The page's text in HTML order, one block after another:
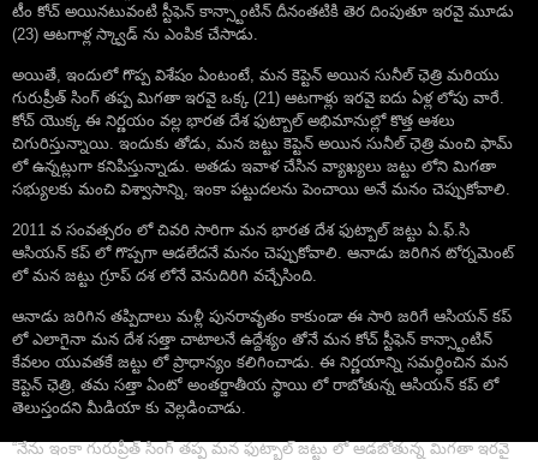
టీం కోచ్ అయినటువంటి స్టీఫెన్ కాన్స్టాంటిన్ దీనంతటికి తెర దింపుతూ ఇరవై మూడు
(23) ఆటగాళ్ల స్క్వాడ్ ను ఎంపిక చేసాడు.
అయితే, ఇందులో గొప్ప విశేషం ఏంటంటే, మన కెప్టెన్ అయిన సునీల్ ఛెత్రి మరియు
గురుప్రీత్ సింగ్ తప్ప మిగతా ఇరవై ఒక్క (21) ఆటగాళ్లు ఇరవై ఐదు ఏళ్ల లోపు వారే.
కోచ్ యొక్క ఈ నిర్ణయం వల్ల భారత దేశ ఫుట్బాల్ అభిమానుల్లో కొత్త ఆశలు
చిగురిస్తున్నాయి. ఇందుకు తోడు, మన జట్టు కెప్టెన్ అయిన సునీల్ ఛెత్రి మంచి ఫామ్
లో ఉన్నట్లుగా కనిపిస్తున్నాడు. అతడు ఇవాళ చేసిన వ్యాఖ్యలు జట్టు లోని మిగతా
సభ్యులకు మంచి విశ్వాసాన్ని, ఇంకా పట్టుదలను పెంచాయి అనే మనం చెప్పుకోవాలి.
2011 వ సంవత్సరం లో చివరి సారిగా మన భారత దేశ ఫుట్బాల్ జట్టు ఏ.ఫ్.సి
ఆసియన్ కప్ లో గొప్పగా ఆడలేదనే మనం చెప్పుకోవాలి. ఆనాడు జరిగిన టోర్నమెంట్
లో మన జట్టు గ్రూప్ దశ లోనే వెనుదిరిగి వచ్చేసింది.
ఆనాడు జరిగిన తప్పిదాలు మళ్లీ పునరావృతం కాకుండా ఈ సారి జరిగే ఆసియన్ కప్
లో ఎలాగైనా మన దేశ సత్తా చాటాలనే ఉద్దేశ్యం తోనే మన కోచ్ స్టీఫెన్ కాన్స్టాంటిన్
కేవలం యువతకే జట్టు లో ప్రాధాన్యం కలిగించాడు. ఈ నిర్ణయాన్ని సమర్ధించిన మన
కెప్టెన్ ఛెత్రి, తమ సత్తా ఏంటో అంతర్జాతీయ స్థాయి లో రాబోతున్న ఆసియన్ కప్ లో
తెలుస్తందని మీడియా కు వెల్లడించాడు.
“నేను ఇంకా గురుప్రీత్ సింగ్ తప్ప మన ఫుట్బాల్ జట్టు లో ఆడబోతున్న మిగతా ఇరవై